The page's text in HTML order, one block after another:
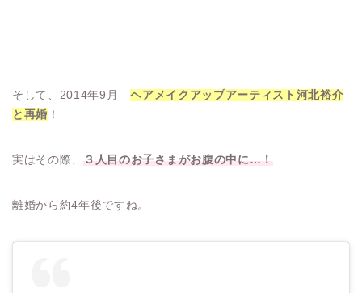
そして、2014年9月ヘアメイクアップアーティスト河北裕介
と再婚 ！
実はその際、 ３人目のお子さまがお腹の中に…！
離婚から約4年後ですね。